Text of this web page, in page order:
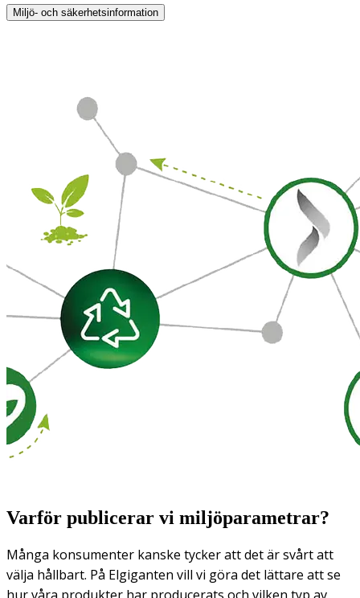
Miljö- och säkerhetsinformation
Varför publicerar vi miljöparametrar?
Många konsumenter kanske tycker att det är svårt att
välja hållbart. På Elgiganten vill vi göra det lättare att se